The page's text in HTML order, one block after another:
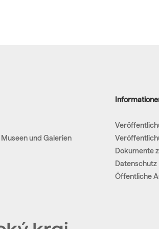
und Galerien
Dokumente
Datenschutz
Öffentliche